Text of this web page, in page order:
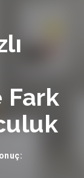
Fark